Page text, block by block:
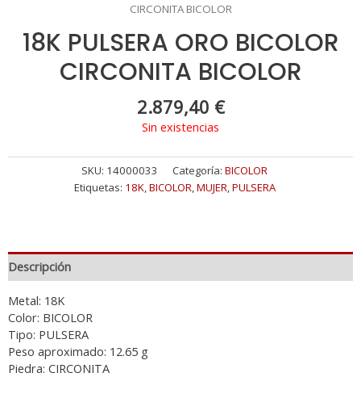
CIRCONITA BICOLOR
18K PULSERA ORO BICOLOR
CIRCONITA BICOLOR
2.879,40 €
Sin existencias
SKU: 14000033 Categoría: BICOLOR
Etiquetas: 18K,BICOLOR,MUJER,PULSERA
Descripción
Metal: 18K
Color: BICOLOR
Tipo: PULSERA
Peso aproximado: 12.65 g
Piedra: CIRCONITA